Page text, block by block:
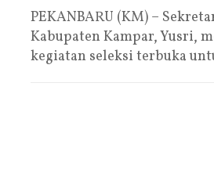
PEKANBARU (KM) –
Kabupaten Kampar, Yusri,
kegiatan seleksi terbuka